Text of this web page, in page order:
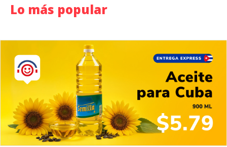
Lo más popular